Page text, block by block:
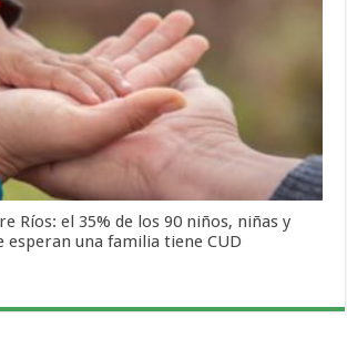
Ríos: el 35% de los 90 niños, niñas y
esperan una familia tiene CUD